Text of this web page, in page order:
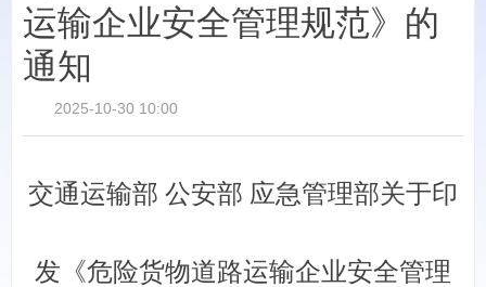
运输企业安全管理规范》的
通知
交通运输部 公安部 应急管理部关于印
发《危险货物道路运输企业安全管理
2025-10-30 10:00